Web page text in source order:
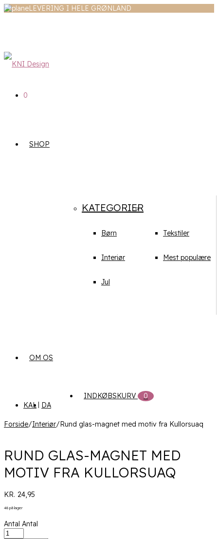
LEVERING I HELE GRØNLAND
0
SHOP
KATEGORIER
Børn
Interiør
Jul
Tekstiler
Mest populære
OM OS
KAL DA
INDKØBSKURV 0
Forside/Interiør/Rund glas-magnet med motiv fra Kullorsuaq
RUND GLAS-MAGNET MED
MOTIV FRA KULLORSUAQ
KR. 24,95
48 på lager
Antal Antal